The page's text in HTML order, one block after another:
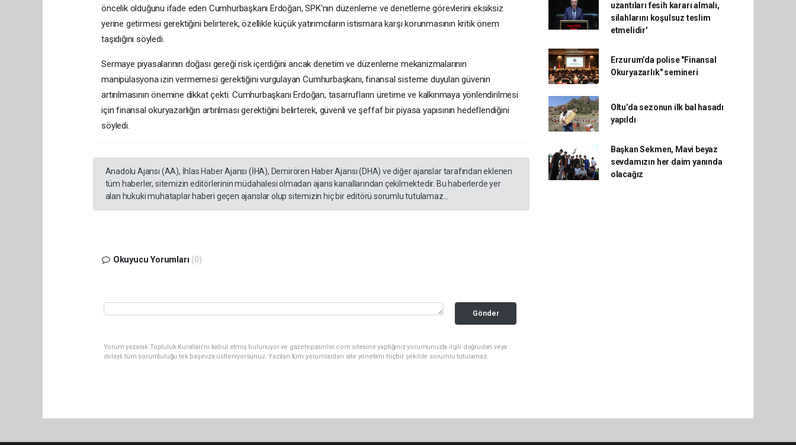
öncelik olduğunu ifade eden Cumhurbaşkanı Erdoğan, SPK'nın düzenleme ve denetleme görevlerini eksiksiz
yerine getirmesi gerektiğini belirterek, özellikle küçük yatırımcıların istismara karşı korunmasının kritik önem
taşıdığını söyledi.
Sermaye piyasalarının doğası gereği risk içerdiğini ancak denetim ve düzenleme mekanizmalarının
manipülasyona izin vermemesi gerektiğini vurgulayan Cumhurbaşkanı, finansal sisteme duyulan güvenin
artırılmasının önemine dikkat çekti. Cumhurbaşkanı Erdoğan, tasarrufların üretime ve kalkınmaya yönlendirilmesi
için finansal okuryazarlığın artırılması gerektiğini belirterek, güvenli ve şeffaf bir piyasa yapısının hedeflendiğini
söyledi.
Anadolu Ajansı (AA), İhlas Haber Ajansı (İHA), Demirören Haber Ajansı (DHA) ve diğer ajanslar tarafından eklenen
tüm haberler, sitemizin editörlerinin müdahalesi olmadan ajans kanallarından çekilmektedir. Bu haberlerde yer
alan hukuki muhataplar haberi geçen ajanslar olup sitemizin hiç bir editörü sorumlu tutulamaz...
Okuyucu Yorumları (0)
Gönder
Yorum yazarak Topluluk Kuralları’nı kabul etmiş bulunuyor ve gazetepasinler.com sitesine yaptığınız yorumunuzla ilgili doğrudan veya
dolaylı tüm sorumluluğu tek başınıza üstleniyorsunuz. Yazılan tüm yorumlardan site yönetimi hiçbir şekilde sorumlu tutulamaz.
uzantıları fesih kararı almalı,
silahlarını koşulsuz teslim
etmelidir'
Erzurum’da polise "Finansal
Okuryazarlık" semineri
Oltu’da sezonun ilk bal hasadı
yapıldı
Başkan Sekmen, Mavi beyaz
sevdamızın her daim yanında
olacağız